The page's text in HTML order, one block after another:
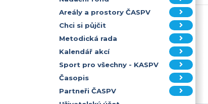
Areály a prostory ČASPV
Chci si půjčit
Metodická rada
Kalendář akcí
Sport pro všechny - KASPV
Časopis
Partneři ČASPV